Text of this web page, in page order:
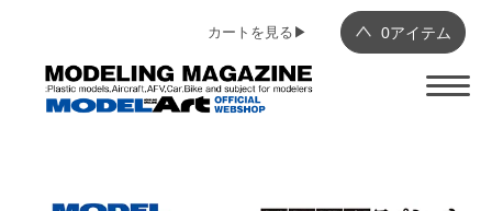
0アイテム
カートを見る▶︎